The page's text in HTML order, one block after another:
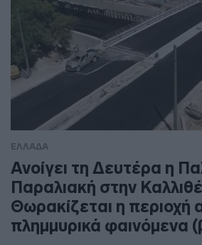
ΕΛΛΑΔΑ
Ανοίγει τη Δευτέρα η
Παραλιακή στην
Θωρακίζεται η περιοχή
πλημμυρικά φαινόμενα